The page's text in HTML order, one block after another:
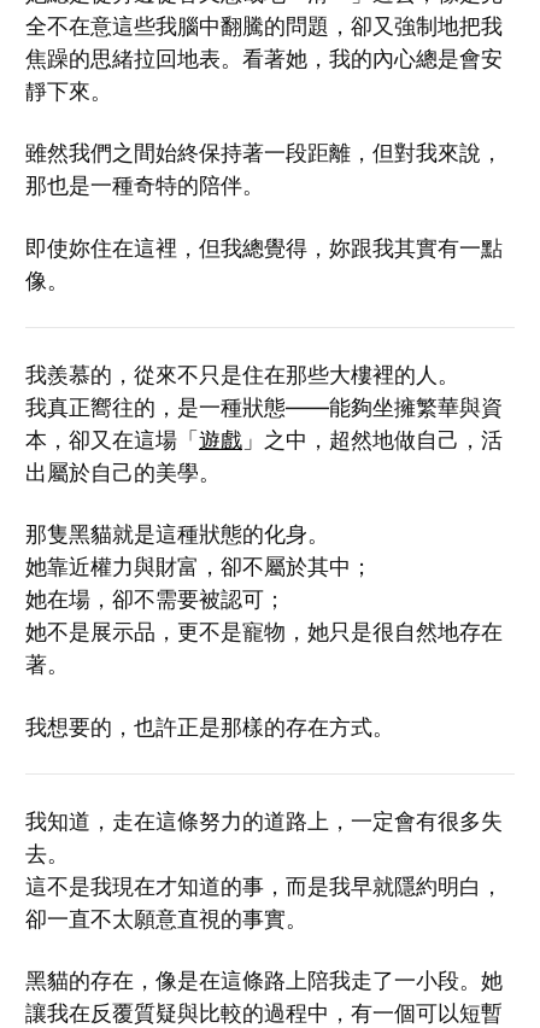
全不在意這些我腦中翻騰的問題，卻又強制地把我
焦躁的思緒拉回地表。看著她，我的內心總是會安
靜下來。
雖然我們之間始終保持著一段距離，但對我來說，
那也是一種奇特的陪伴。
即使妳住在這裡，但我總覺得，妳跟我其實有一點
像。
我羨慕的，從來不只是住在那些大樓裡的人。
我真正嚮往的，是一種狀態——能夠坐擁繁華與資
本，卻又在這場「遊戲 」之中，超然地做自己，活
出屬於自己的美學。
那隻黑貓就是這種狀態的化身。
她靠近權力與財富，卻不屬於其中；
她在場，卻不需要被認可；
她不是展示品，更不是寵物，她只是很自然地存在
著。
我想要的，也許正是那樣的存在方式。
我知道，走在這條努力的道路上，一定會有很多失
去。
這不是我現在才知道的事，而是我早就隱約明白，
卻一直不太願意直視的事實。
黑貓的存在，像是在這條路上陪我走了一小段。她
讓我在反覆質疑與比較的過程中，有一個可以短暫